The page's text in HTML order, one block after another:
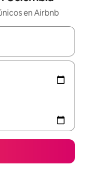
en Airbnb
navega con las